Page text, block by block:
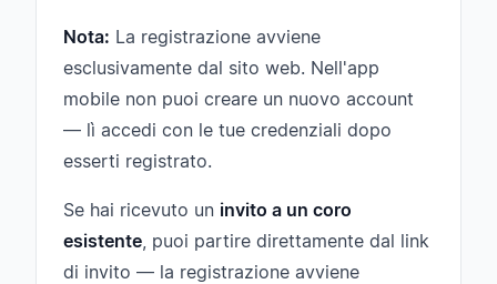
Nota: La registrazione avviene
esclusivamente dal sito web. Nell'app
mobile non puoi creare un nuovo account
— lì accedi con le tue credenziali dopo
esserti registrato.
Se hai ricevuto un invito a un coro
esistente, puoi partire direttamente dal link
di invito — la registrazione avviene